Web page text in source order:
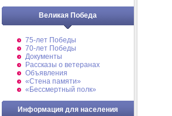
Великая Победа
75-лет Победы
70-лет Победы
Документы
Рассказы о ветеранах
Объявления
«Стена памяти»
«Бессмертный полк»
Информация для населения